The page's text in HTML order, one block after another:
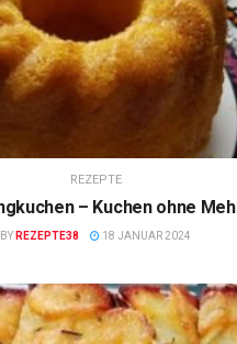
REZEPTE
– Kuchen ohne Mehl
BY REZEPTE38 18 JANUAR 2024